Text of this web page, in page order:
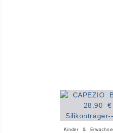
Kinder &